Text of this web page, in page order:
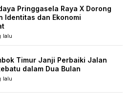
Pringgasela Raya X Dorong
Identitas dan Ekonomi
lalu
Timur Janji Perbaiki Jalan
dalam Dua Bulan
lalu